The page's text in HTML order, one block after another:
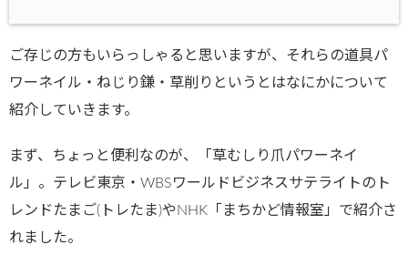
ご存じの方もいらっしゃると思いますが、それらの道具パ
ワーネイル・ねじり鎌・草削りというとはなにかについて
紹介していきます。
まず、ちょっと便利なのが、「草むしり爪パワーネイ
ル」。テレビ東京・WBSワールドビジネスサテライトのト
レンドたまご(トレたま)やNHK「まちかど情報室」で紹介さ
れました。